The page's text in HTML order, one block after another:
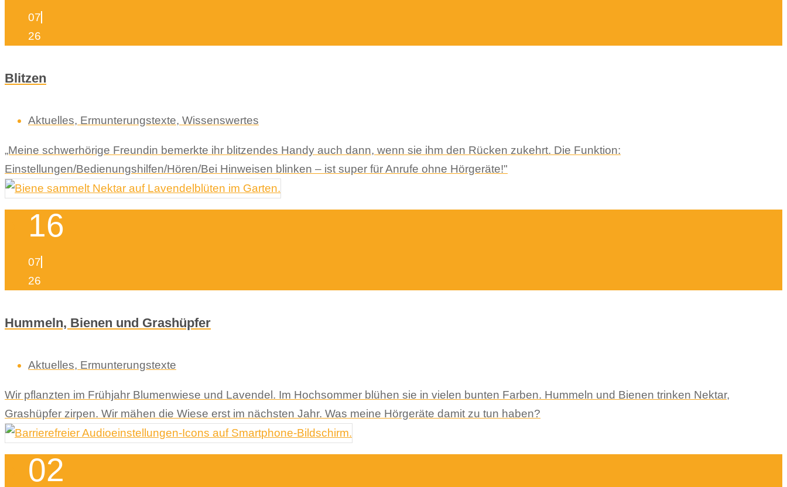
07
26
Blitzen
Aktuelles, Ermunterungstexte, Wissenswertes
„Meine schwerhörige Freundin bemerkte ihr blitzendes Handy auch dann, wenn sie ihm den Rücken zukehrt. Die Funktion:
Einstellungen/Bedienungshilfen/Hören/Bei Hinweisen blinken – ist super für Anrufe ohne Hörgeräte!"
16
07
26
Hummeln, Bienen und Grashüpfer
Aktuelles, Ermunterungstexte
Wir pflanzten im Frühjahr Blumenwiese und Lavendel. Im Hochsommer blühen sie in vielen bunten Farben. Hummeln und Bienen trinken Nektar,
Grashüpfer zirpen. Wir mähen die Wiese erst im nächsten Jahr. Was meine Hörgeräte damit zu tun haben?
02